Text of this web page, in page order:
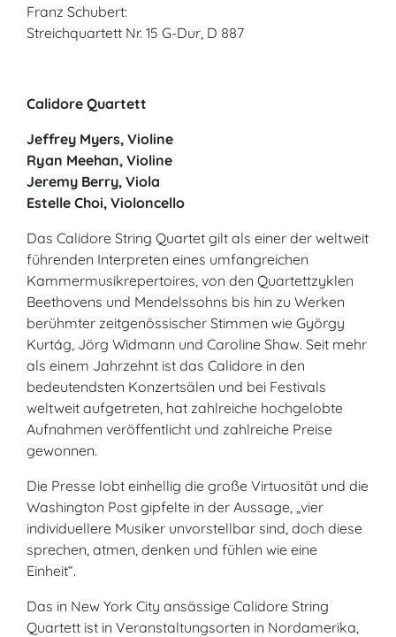
Franz Schubert:
Streichquartett Nr. 15 G-Dur, D 887
Calidore Quartett
Jeffrey Myers, Violine
Ryan Meehan, Violine
Jeremy Berry, Viola
Estelle Choi, Violoncello
Das Calidore String Quartet gilt als einer der weltweit
führenden Interpreten eines umfangreichen
Kammermusikrepertoires, von den Quartettzyklen
Beethovens und Mendelssohns bis hin zu Werken
berühmter zeitgenössischer Stimmen wie György
Kurtág, Jörg Widmann und Caroline Shaw. Seit mehr
als einem Jahrzehnt ist das Calidore in den
bedeutendsten Konzertsälen und bei Festivals
weltweit aufgetreten, hat zahlreiche hochgelobte
Aufnahmen veröffentlicht und zahlreiche Preise
gewonnen.
Die Presse lobt einhellig die große Virtuosität und die
Washington Post gipfelte in der Aussage, „vier
individuellere Musiker unvorstellbar sind, doch diese
sprechen, atmen, denken und fühlen wie eine
Einheit“.
Das in New York City ansässige Calidore String
Quartett ist in Veranstaltungsorten in Nordamerika,